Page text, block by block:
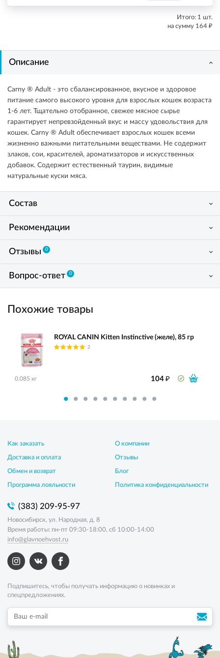
Итого: 1 шт.
на сумму 164 ₽
Описание
Carny ® Adult - это сбалансированное, вкусное и здоровое
питание самого высокого уровня для взрослых кошек возраста
1-6 лет. Тщательно отобранное, свежее мясное сырье
гарантирует непревзойденный вкус и массу удовольствия для
кошек. Carny ® Adult обеспечивает взрослых кошек всеми
жизненно важными питательными веществами. Не содержит
злаков, сои, красителей, ароматизаторов и искусственных
добавок. Содержит естественный таурин, видимые
натуральные куски мяса.
Состав
Рекомендации
Отзывы 0
Вопрос-ответ 0
Похожие товары
ROYAL CANIN Kitten Instinctive (желе), 85 гр
2
0.085 кг 104₽
Как заказать
Доставка и оплата
Обмен и возврат
Программа лояльности
О компании
Отзывы
Блог
Политика конфиденциальности
(383) 209-95-97
Новосибирск, ул. Народная, д. 8
Время работы: пн-пт 09:30-18:00, сб 10:00-14:00
info@glavnoehvost.ru
Подпишитесь, чтобы получать информацию о новинках и
спецпредложениях.